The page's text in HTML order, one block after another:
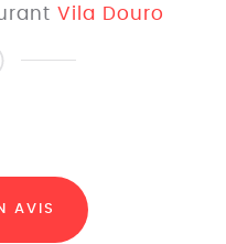
Vila Douro
AVIS